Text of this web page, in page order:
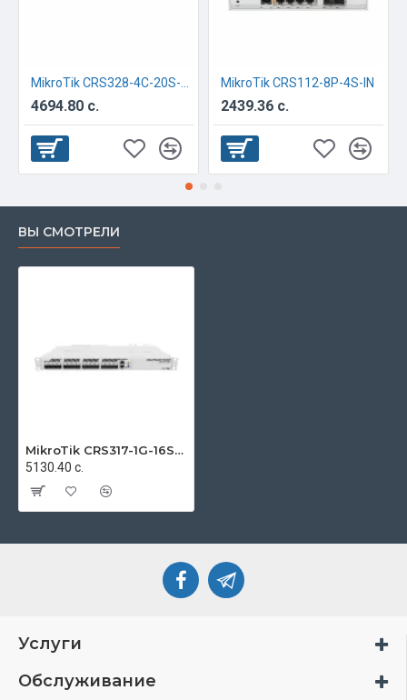
4694.80 с.
MikroTik CRS112-8P-4S-IN
2439.36 с.
ВЫ СМОТРЕЛИ
MikroTik CRS317-1G-16S+RM
5130.40 с.
Услуги
Обслуживание